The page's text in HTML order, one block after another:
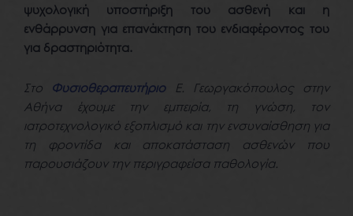
ψυχολογική υποστήριξη του ασθενή και η
ενθάρρυνση για επανάκτηση του ενδιαφέροντος του
για δραστηριότητα.
Στο Φυσιοθεραπευτήριο
Ε. Γεωργακόπουλος στην
Αθήνα έχουμε την εμπειρία, τη γνώση, τον
ιατροτεχνολογικό εξοπλισμό και την ενσυναίσθηση για
τη φροντίδα και αποκατάσταση ασθενών που
παρουσιάζουν την περιγραφείσα παθολογία.